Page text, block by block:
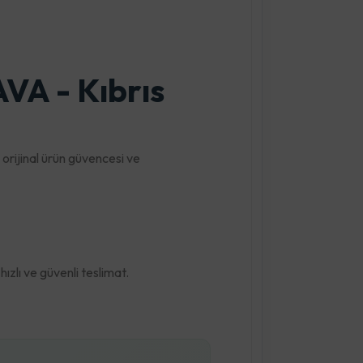
- Kıbrıs
ürün güvencesi ve
ve güvenli teslimat.